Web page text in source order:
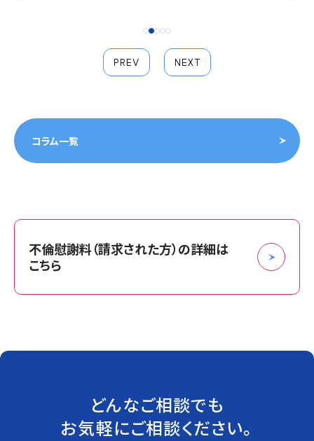
PREV NEXT
コラム一覧
不倫慰謝料（請求された方）の詳細は
こちら
どんなご相談でも
お気軽にご相談ください。